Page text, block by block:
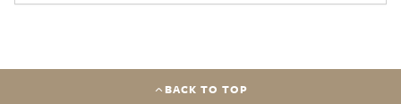
BACK TO TOP